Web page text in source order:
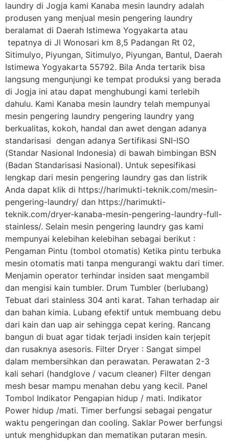
laundry di Jogja kami Kanaba mesin laundry adalah
produsen yang menjual mesin pengering laundry
beralamat di Daerah Istimewa Yogyakarta atau
tepatnya di Jl Wonosari km 8,5 Padangan Rt 02,
Sitimulyo, Piyungan, Sitimulyo, Piyungan, Bantul, Daerah
Istimewa Yogyakarta 55792. Bila Anda tertarik bisa
langsung mengunjungi ke tempat produksi yang berada
di Jogja ini atau dapat menghubungi kami terlebih
dahulu. Kami Kanaba mesin laundry telah mempunyai
mesin pengering laundry pengering laundry yang
berkualitas, kokoh, handal dan awet dengan adanya
standarisasi dengan adanya Sertifikasi SNI-ISO
(Standar Nasional Indonesia) di bawah bimbingan BSN
(Badan Standarisasi Nasional). Untuk sepesifikasi
lengkap dari mesin pengering laundry gas dan listrik
Anda dapat klik di https://harimukti-teknik.com/mesin-
pengering-laundry/ dan https://harimukti-
teknik.com/dryer-kanaba-mesin-pengering-laundry-full-
stainless/. Selain mesin pengering laundry gas kami
mempunyai kelebihan kelebihan sebagai berikut :
Pengaman Pintu (tombol otomatis) Ketika pintu terbuka
mesin otomatis mati tanpa mengurangi waktu dari timer.
Menjamin operator terhindar insiden saat mengambil
dan mengisi kain tumbler. Drum Tumbler (berlubang)
Tebuat dari stainless 304 anti karat. Tahan terhadap air
dan bahan kimia. Lubang efektif untuk membuang debu
dari kain dan uap air sehingga cepat kering. Rancang
bangun di buat agar tidak terjadi insiden kain terjepit
dan rusaknya asesoris. Filter Dryer : Sangat simpel
dalam membersihkan dan perawatan. Perawatan 2-3
kali sehari (handglove / vacum cleaner) Filter dengan
mesh besar mampu menahan debu yang kecil. Panel
Tombol Indikator Pengapian hidup / mati. Indikator
Power hidup /mati. Timer berfungsi sebagai pengatur
waktu pengeringan dan cooling. Saklar Power berfungsi
untuk menghidupkan dan mematikan putaran mesin.